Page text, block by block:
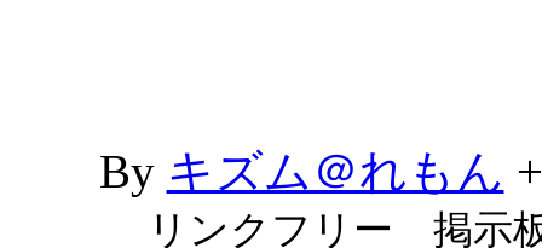
By キズム＠れもん
リンクフリー 掲示